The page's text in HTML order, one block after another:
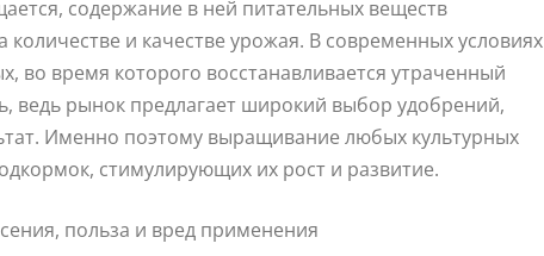
содержание в ней питательных веществ
и качестве урожая. В современных условиях
во время которого восстанавливается утраченный
ведь рынок предлагает широкий выбор удобрений,
Именно поэтому выращивание любых культурных
стимулирующих их рост и развитие.